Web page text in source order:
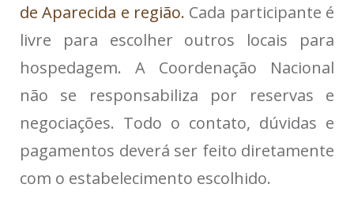
de Aparecida e região. Cada participante é
livre para escolher outros locais para
hospedagem. A Coordenação Nacional
não se responsabiliza por reservas e
negociações. Todo o contato, dúvidas e
pagamentos deverá ser feito diretamente
com o estabelecimento escolhido.